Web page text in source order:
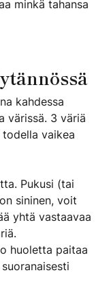
minkä tahansa
kahdessa
värissä. 3 väriä
vaikea
Pukusi (tai
sininen, voit
yhtä vastaavaa
huoletta paitaa